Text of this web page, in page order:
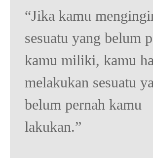
Otomatisasi dan Tata Kelola Perkantoran
Video
Kumpulan Soal
OTKP
Multimedia
Materi TPAV
Materi Pemograman Dasar
Sistem Komputer
Akuntansi
Bisnis Daring dan Pemasaran
BKK
LSP
E-Rapor
PPDB
“Jika kamu
sesuatu yang belum
kamu miliki, kamu
melakukan sesuatu
belum pernah kamu
lakukan.”